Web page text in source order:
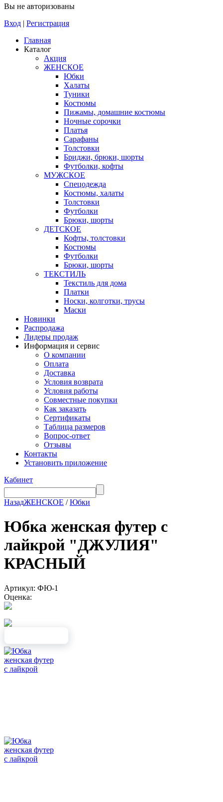
Вы не авторизованы
Вход | Регистрация
Главная
Каталог
Акция
ЖЕНСКОЕ
Юбки
Халаты
Туники
Костюмы
Пижамы, домашние костюмы
Ночные сорочки
Платья
Сарафаны
Толстовки
Бриджи, брюки, шорты
Футболки, кофты
МУЖСКОЕ
Спецодежда
Костюмы, халаты
Толстовки
Футболки
Брюки, шорты
ДЕТСКОЕ
Кофты, толстовки
Костюмы
Футболки
Брюки, шорты
ТЕКСТИЛЬ
Текстиль для дома
Платки
Носки, колготки, трусы
Маски
Новинки
Распродажа
Лидеры продаж
Информация и сервис
О компании
Оплата
Доставка
Условия возврата
Условия работы
Совместные покупки
Как заказать
Сертификаты
Таблица размеров
Вопрос-ответ
Отзывы
Контакты
Установить приложение
Кабинет
НазадЖЕНСКОЕ /Юбки
Юбка женская футер с
лайкрой "ДЖУЛИЯ"
КРАСНЫЙ
Артикул: ФЮ-1
Оценка: